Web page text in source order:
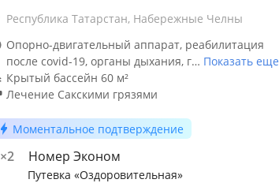
Республика Татарстан, Набережные Челны
Опорно-двигательный аппарат, реабилитация
после covid-19, органы дыхания, г… Показать еще
Крытый бассейн 60 м²
Лечение Сакскими грязями
Моментальное подтверждение
×2 Номер Эконом
Путевка «Оздоровительная»